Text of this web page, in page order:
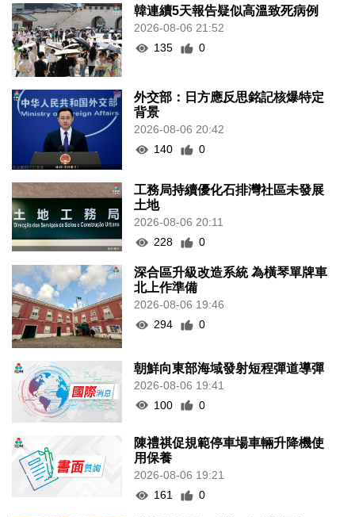
韓連續5天報告疑似高溫致死病例
2026-08-06 21:52
135
0
外交部：日方應反思銘記核爆特定
背景
2026-08-06 20:42
140
0
工務局持續優化石排灣社區未發展
土地
2026-08-06 20:11
228
0
深合區升級改造系統 為橫琴單牌車
北上作準備
2026-08-06 19:46
294
0
朝鮮向東部海域發射短程彈道導彈
2026-08-06 19:41
100
0
陳禮祺促規範停車場車輛升降機使
用保養
2026-08-06 19:21
161
0